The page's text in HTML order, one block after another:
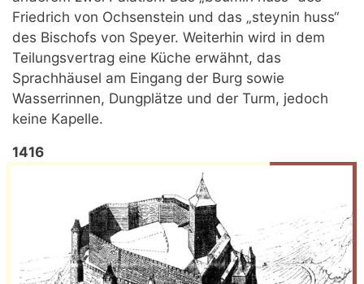
Friedrich von Ochsenstein und das „steynin huss“
des Bischofs von Speyer. Weiterhin wird in dem
Teilungsvertrag eine Küche erwähnt, das
Sprachhäusel am Eingang der Burg sowie
Wasserrinnen, Dungplätze und der Turm, jedoch
keine Kapelle.
1416